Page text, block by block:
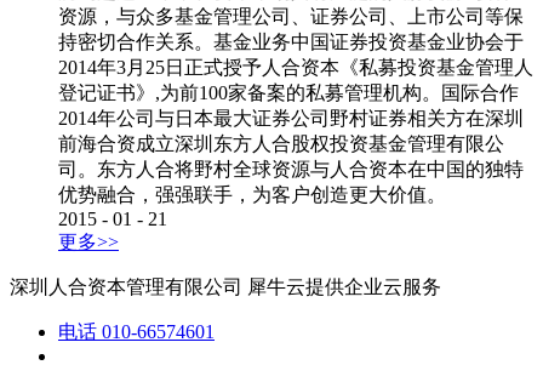
资源，与众多基金管理公司、证券公司、上市公司等保
持密切合作关系。基金业务中国证券投资基金业协会于
2014年3月25日正式授予人合资本《私募投资基金管理人
登记证书》,为前100家备案的私募管理机构。国际合作
2014年公司与日本最大证券公司野村证券相关方在深圳
前海合资成立深圳东方人合股权投资基金管理有限公
司。东方人合将野村全球资源与人合资本在中国的独特
优势融合，强强联手，为客户创造更大价值。
2015 - 01 - 21
更多>>
深圳人合资本管理有限公司 犀牛云提供企业云服务
电话 010-66574601